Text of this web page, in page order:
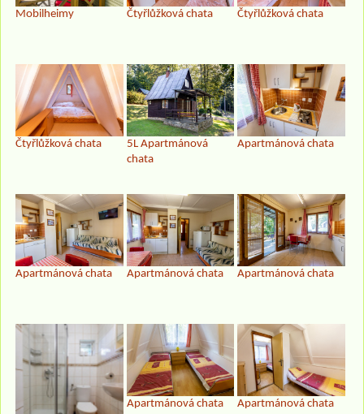
Mobilheimy Čtyřlůžková chata Čtyřlůžková chata
Čtyřlůžková chata
5L Apartmánová
chata
Apartmánová chata
Apartmánová chata Apartmánová chata Apartmánová chata
Apartmánová chata Apartmánová chata